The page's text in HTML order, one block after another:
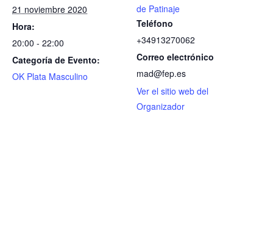
21 noviembre 2020
Hora:
20:00 - 22:00
Categoría de Evento:
OK Plata Masculino
de Patinaje
Teléfono
+34913270062
Correo electrónico
mad@fep.es
Ver el sitio web del
Organizador